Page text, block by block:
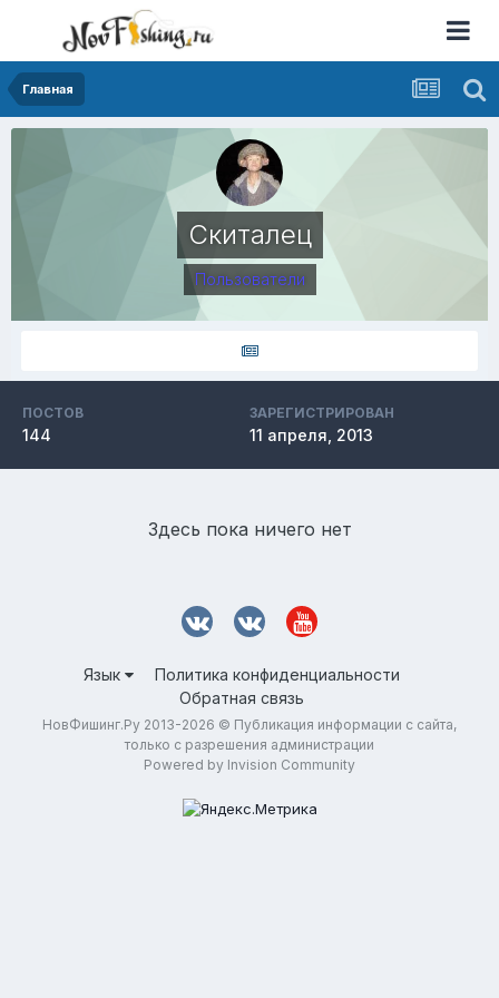
Главная
Скиталец
Пользователи
ПОСТОВ
144
ЗАРЕГИСТРИРОВАН
11 апреля, 2013
Здесь пока ничего нет
Язык
Политика конфиденциальности
Обратная связь
НовФишинг.Ру 2013-2026 © Публикация информации с сайта,
только с разрешения администрации
Powered by Invision Community